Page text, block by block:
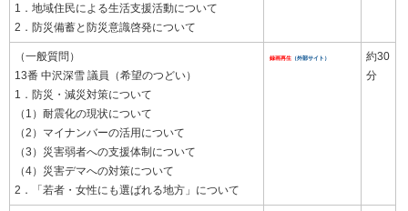
1．地域住民による生活支援活動について
2．防災備蓄と防災意識啓発について
（一般質問）
13番 中沢深雪 議員（希望のつどい）
1．防災・減災対策について
（1）耐震化の現状について
（2）マイナンバーの活用について
（3）災害弱者への支援体制について
（4）災害デマへの対策について
2．「若者・女性にも選ばれる地方」について
録画再生 （外部サイト）
約30
分